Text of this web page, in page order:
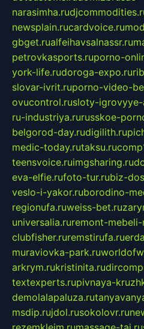
narasimha.ru
newsplain.rucardvoice.ru
gbget.rualfeihavsalnassr.ru
petrovkasports.ruporno-
york-life.rudoroga-expo.ru
slovar-ivrit.ruporno-video-
ovucontrol.rusloty-
ru-industriya.rurusskoe-
belgorod-day.rudigilith.ru
medic-today.rutaksu.ru
teensvoice.ruimgsharing.ru
eva-elfie.rufoto-tur.rubiz-
veslo-i-yakor.ruborodino-
regionufa.ruweiss-bet.ru
universalia.ruremont-
clubfisher.ruremstirufa.ru
muraviovka-park.ru
arkrym.rukristinita.ru
textexperts.rupivnaya-
demolalapaluza.ru
msdip.rujdol.rusokolovr.ru